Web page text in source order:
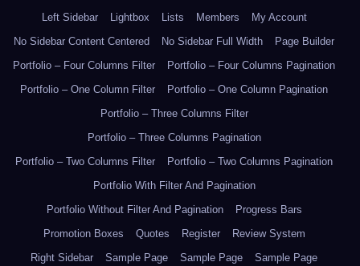
Left Sidebar
Lightbox Lists Members
My Account
No Sidebar Content Centered
No Sidebar Full Width
Page Builder
Portfolio – Four Columns Filter
Portfolio – Four Columns Pagination
Portfolio – One Column Filter
Portfolio – One Column Pagination
Portfolio – Three Columns Filter
Portfolio – Three Columns Pagination
Portfolio – Two Columns Filter
Portfolio – Two Columns Pagination
Portfolio With Filter And Pagination
Portfolio Without Filter And Pagination
Progress Bars
Promotion Boxes
Quotes Register
Review System
Right Sidebar
Sample Page Sample Page Sample Page